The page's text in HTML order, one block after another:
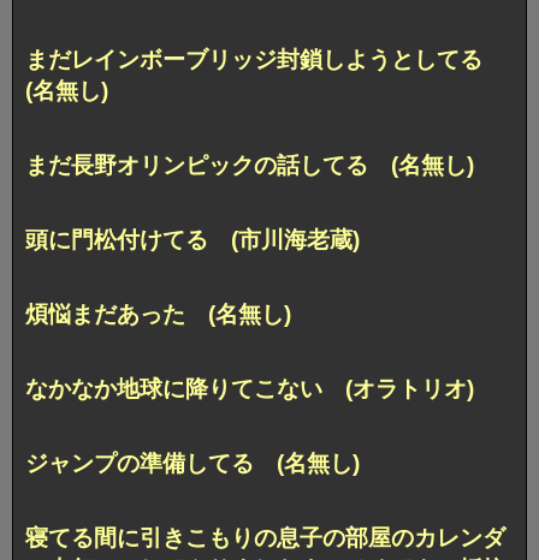
まだレインボーブリッジ封鎖しようとしてる
(名無し)
まだ長野オリンピックの話してる (名無し)
頭に門松付けてる (市川海老蔵)
煩悩まだあった (名無し)
なかなか地球に降りてこない (オラトリオ)
ジャンプの準備してる (名無し)
寝てる間に引きこもりの息子の部屋のカレンダ